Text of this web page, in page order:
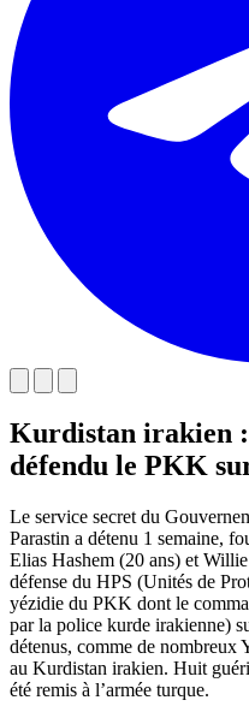
Kurdistan irakien
défendu le PKK
Le service secret du
Parastin a détenu 1 semaine,
Elias Hashem (20 ans) et
défense du HPS (Unités de
yézidie du PKK dont le
par la police kurde irakienne)
détenus, comme de
au Kurdistan irakien. Huit
été remis à l’armée turque.